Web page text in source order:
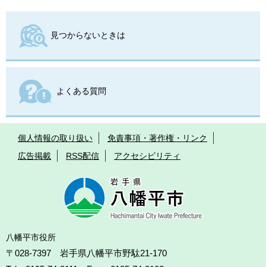
見つからないときは
よくある質問
個人情報の取り扱い
免責事項・著作権・リンク
広告掲載
RSS配信 アクセシビリティ
八幡平市役所
〒028-7397 岩手県八幡平市野駄21-170